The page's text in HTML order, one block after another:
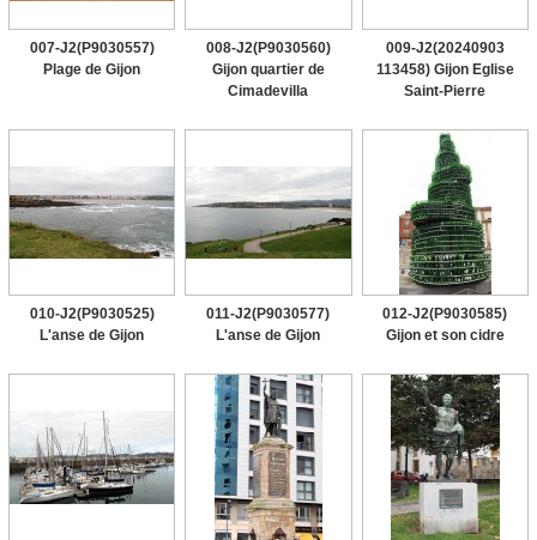
007-J2(P9030557)
Plage de Gijon
008-J2(P9030560)
Gijon quartier de
Cimadevilla
009-J2(20240903
113458) Gijon Eglise
Saint-Pierre
010-J2(P9030525)
L'anse de Gijon
011-J2(P9030577)
L'anse de Gijon
012-J2(P9030585)
Gijon et son cidre